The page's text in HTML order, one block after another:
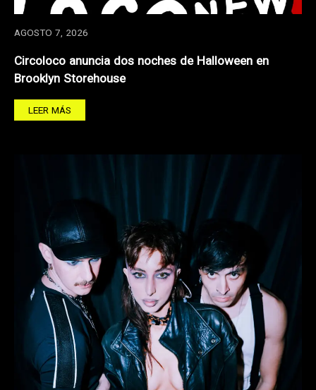
AGOSTO 7, 2026
Circoloco anuncia dos noches de Halloween en
Brooklyn Storehouse
LEER MÁS